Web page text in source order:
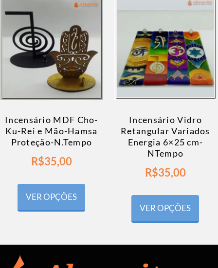
Incensário MDF Cho-
Ku-Rei e Mão-Hamsa
Proteção-N.Tempo
R$35,00
VER OPÇÕES
Incensário Vidro
Retangular Variados
Energia 6×25 cm-
NTempo
R$35,00
VER OPÇÕES